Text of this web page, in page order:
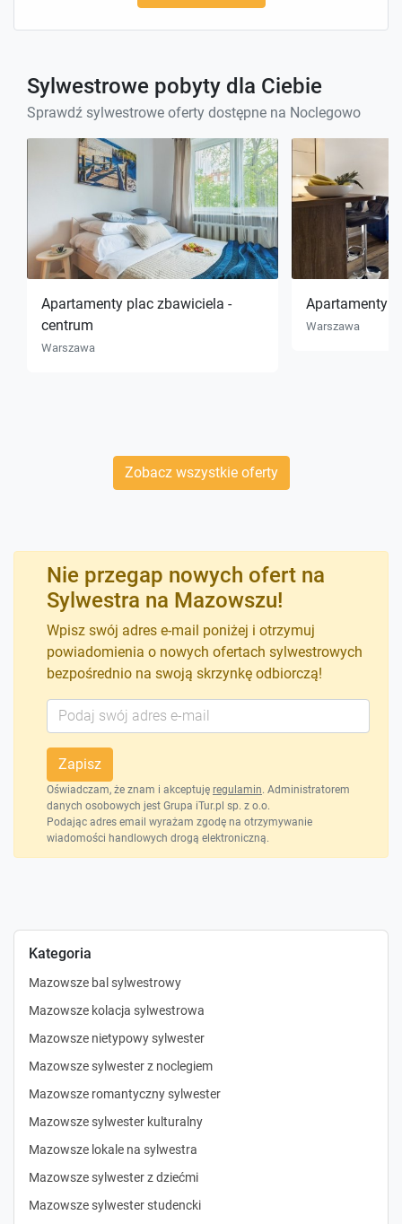
Kategoria
Mazowsze bal sylwestrowy
Mazowsze kolacja sylwestrowa
Mazowsze nietypowy sylwester
Mazowsze sylwester z noclegiem
Mazowsze romantyczny sylwester
Mazowsze sylwester kulturalny
Mazowsze lokale na sylwestra
Mazowsze sylwester z dziećmi
Mazowsze sylwester studencki
Sylwestrowe pobyty dla Ciebie
Sprawdź sylwestrowe oferty dostępne na Noclegowo
Apartamenty plac zbawiciela -
centrum
Warszawa
Apartamenty
Warszawa
Zobacz wszystkie oferty
Nie przegap nowych ofert na
Sylwestra na Mazowszu!
Wpisz swój adres e-mail poniżej i otrzymuj
powiadomienia o nowych ofertach sylwestrowych
bezpośrednio na swoją skrzynkę odbiorczą!
Zapisz
Oświadczam, że znam i akceptuję regulamin. Administratorem
danych osobowych jest Grupa iTur.pl sp. z o.o.
Podając adres email wyrażam zgodę na otrzymywanie
wiadomości handlowych drogą elektroniczną.